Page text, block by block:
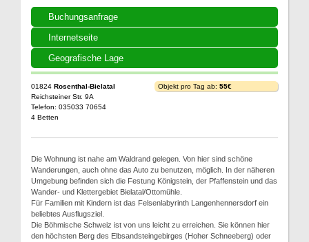
Buchungsanfrage
Internetseite
Geografische Lage
01824 Rosenthal-Bielatal
Reichsteiner Str. 9A
Telefon: 035033 70654
4 Betten
Objekt pro Tag ab: 55€
Die Wohnung ist nahe am Waldrand gelegen. Von hier sind schöne
Wanderungen, auch ohne das Auto zu benutzen, möglich. In der näheren
Umgebung befinden sich die Festung Königstein, der Pfaffenstein und das
Wander- und Klettergebiet Bielatal/Ottomühle.
Für Familien mit Kindern ist das Felsenlabyrinth Langenhennersdorf ein
beliebtes Ausflugsziel.
Die Böhmische Schweiz ist von uns leicht zu erreichen. Sie können hier
den höchsten Berg des Elbsandsteingebirges (Hoher Schneeberg) oder